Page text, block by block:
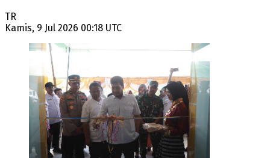
TR
Kamis, 9 Jul 2026 00:18 UTC